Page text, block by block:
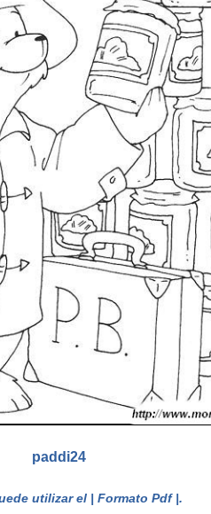
paddi24
utilizar el | Formato Pdf |.